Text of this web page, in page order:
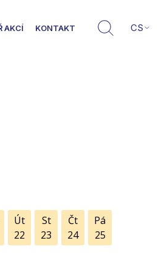
AKCÍ KONTAKT CS
Út
22
St
23
Čt
24
Pá
25